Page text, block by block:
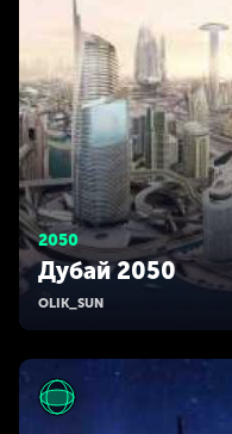
2050
Дубай 2050
OLIK_SUN